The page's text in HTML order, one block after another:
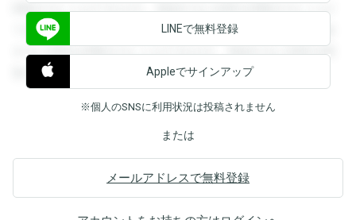
閲覧することができます。登録すると回答を閲覧することが
できます。登録すると回答を閲覧することができます。登録
すると回答を閲覧することができます。登録すると回答を閲
覧することができます。
LINEで無料登録
Appleでサインアップ
※個人のSNSに利用状況は投稿されません
または
メールアドレスで無料登録